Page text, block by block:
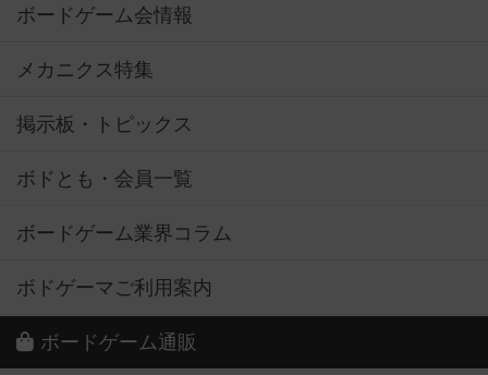
ボードゲーム会情報
メカニクス特集
掲示板・トピックス
ボドとも・会員一覧
ボードゲーム業界コラム
ボドゲーマご利用案内
ボードゲーム通販